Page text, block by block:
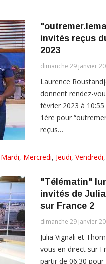
invités reçus
2023
dimanche 29 janvier
Laurence
donnent rendez-
février 2023 à
1ère pour
reçus…
Mardi, Mercredi, Jeudi, Vendredi,
"Télématin"
invités de
sur France 2
dimanche 29 janvier
Julia Vignali et
vous en direct sur
partir de 06:30